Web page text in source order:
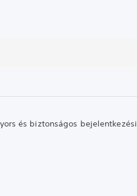
és biztonságos bejelentkezési